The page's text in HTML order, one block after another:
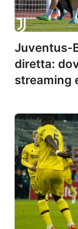
Juventus-
diretta:
streaming